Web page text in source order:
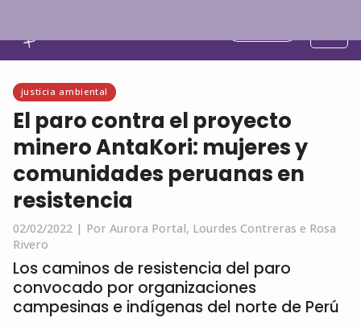
justicia ambiental
El paro contra el proyecto
minero AntaKori: mujeres y
comunidades peruanas en
resistencia
02/02/2022 | Por Aurora Portal, Lourdes Contreras e Rosa
Rivero
Los caminos de resistencia del paro
convocado por organizaciones
campesinas e indígenas del norte de Perú